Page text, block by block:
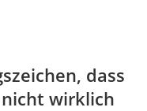
dass
wirklich